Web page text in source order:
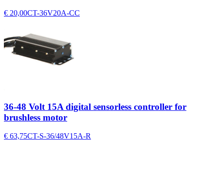
€ 20,00CT-36V20A-CC
36-48 Volt 15A digital sensorless controller for
brushless motor
€ 63,75CT-S-36/48V15A-R